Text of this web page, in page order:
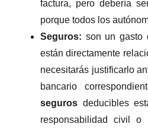
factura, pero debería
porque todos los
Seguros: son un gasto
están directamente
necesitarás justificarlo
bancario
seguros deducibles
responsabilidad civil o